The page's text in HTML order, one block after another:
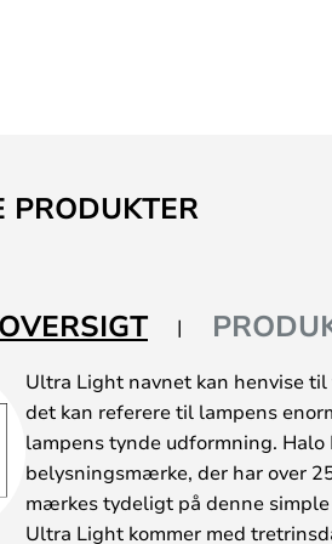
PRODUKTER
Ultra Light navnet kan henvise
det kan referere til lampens
lampens tynde udformning. Halo
belysningsmærke, der har over
mærkes tydeligt på denne
Ultra Light kommer med